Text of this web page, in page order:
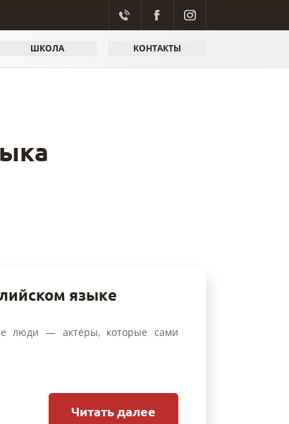
ШКОЛА КОНТАКТЫ
языке
люди — актёры, которые сами
Читать далее